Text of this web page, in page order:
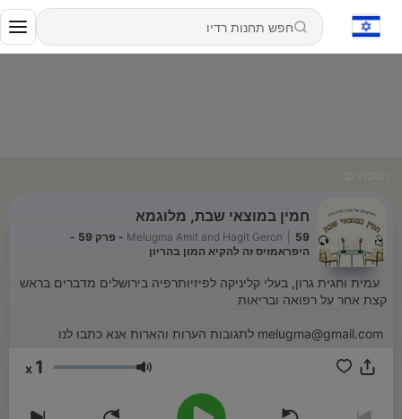
חמין במוצאי שבת, מלוגמא
Melugma Amit and Hagit Geron
59 - פרק 59 -
היפראמזיס זה להקיא המון בהריון
עמית וחגית גרון, בעלי קליניקה לפיזיותרפיה בירושלים מדברים בראש
קצת אחר על רפואה ובריאות
עוצמת שמע 1